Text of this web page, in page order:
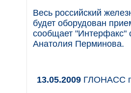
Весь российский
будет оборудован
сообщает "Интерфакс"
Анатолия Перминова.
13.05.2009 ГЛОНАСС